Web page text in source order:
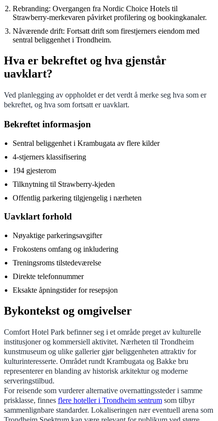
Rebranding: Overgangen fra Nordic Choice Hotels til
Strawberry-merkevaren påvirket profilering og bookingkanaler.
Nåværende drift: Fortsatt drift som firestjerners eiendom med
sentral beliggenhet i Trondheim.
Hva er bekreftet og hva gjenstår
uavklart?
Ved planlegging av oppholdet er det verdt å merke seg hva som er
bekreftet, og hva som fortsatt er uavklart.
Bekreftet informasjon
Sentral beliggenhet i Krambugata av flere kilder
4-stjerners klassifisering
194 gjesterom
Tilknytning til Strawberry-kjeden
Offentlig parkering tilgjengelig i nærheten
Uavklart forhold
Nøyaktige parkeringsavgifter
Frokostens omfang og inkludering
Treningsroms tilstedeværelse
Direkte telefonnummer
Eksakte åpningstider for resepsjon
Bykontekst og omgivelser
Comfort Hotel Park befinner seg i et område preget av kulturelle
institusjoner og kommersiell aktivitet. Nærheten til Trondheim
kunstmuseum og ulike gallerier gjør beliggenheten attraktiv for
kulturinteresserte. Området rundt Krambugata og Bakke bru
representerer en blanding av historisk arkitektur og moderne
serveringstilbud.
For reisende som vurderer alternative overnattingssteder i samme
prisklasse, finnes flere hoteller i Trondheim sentrum som tilbyr
sammenlignbare standarder. Lokaliseringen nær eventuell arena som